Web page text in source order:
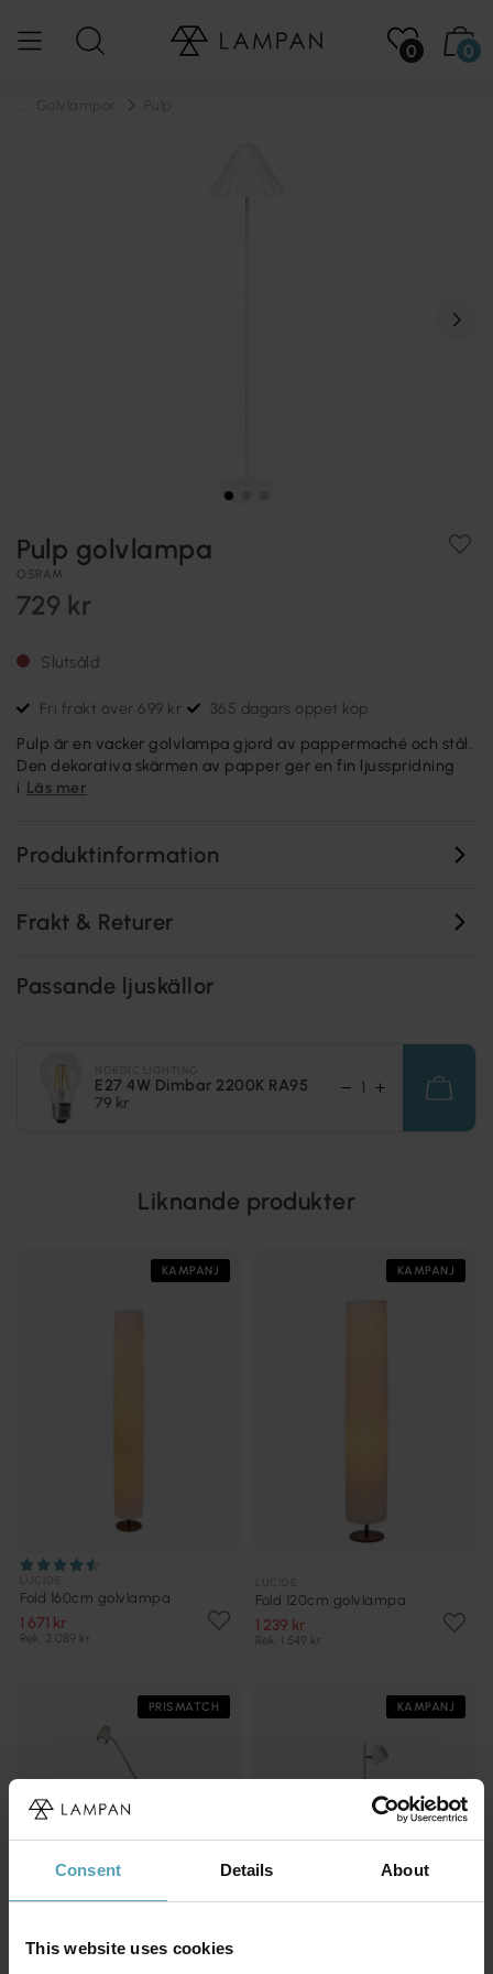
Consent Details About
This website uses cookies
0 0
Pulp golvlampa
OSRAM
729 kr
Slutsåld
Fri frakt över 699 kr 365 dagars öppet köp
Pulp är en vacker golvlampa gjord av pappermaché och stål.
Den dekorativa skärmen av papper ger en fin ljusspridning
i Läs mer
Produktinformation
Frakt & Returer
Passande ljuskällor
E27 4W Dimbar 2200K RA95
79 kr
Liknande produkter
KAMPANJ
Fold 160cm golvlampa
1 671 kr
Rek. 2 089 kr
KAMPANJ
Fold 120cm golvlampa
1 239 kr
Rek. 1 549 kr
PRISMATCH KAMPANJ